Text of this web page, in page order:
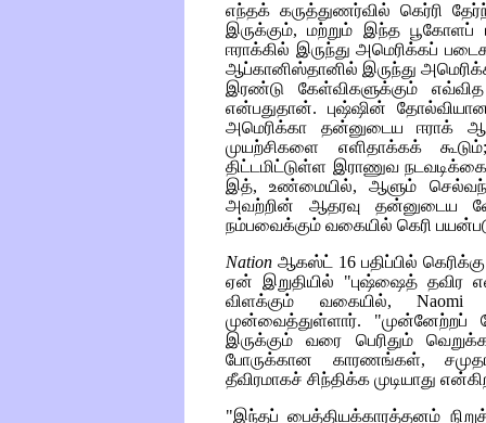
எந்தக் கருத்துணர்வில் கெர்ரி
இருக்கும், மற்றும் இந்த பூகோளப்
ஈராக்கில் இருந்து அமெரிக்கப்
ஆப்கானிஸ்தானில் இருந்து
இரண்டு கேள்விகளுக்கும்
என்பதுதான். புஷ்ஷின்
அமெரிக்கா தன்னுடைய ஈராக்
முயற்சிகளை எளிதாக்கக்
திட்டமிட்டுள்ள இராணுவ
இத், உண்மையில், ஆளும்
அவற்றின் ஆதரவு தன்னுடைய
நம்பவைக்கும் வகையில் கெரி
Nation ஆகஸ்ட் 16 பதிப்பில்
ஏன் இறுதியில் "புஷ்ஷைத் தவிர
விளக்கும் வகையில்,Naomi
முன்வைத்துள்ளார். "முன்னேற்றப்
இருக்கும் வரை பெரிதும்
போருக்கான காரணங்கள்,
தீவிரமாகச் சிந்திக்க முடியாது
"இந்தப் பைத்தியக்காரத்தனம்